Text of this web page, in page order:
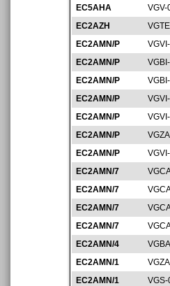
EC5AHA
VGV-
EC2AZH
EC2AMN/P
EC2AMN/P
EC2AMN/P
EC2AMN/P
EC2AMN/P
EC2AMN/P
EC2AMN/P
EC2AMN/7
EC2AMN/7
EC2AMN/7
EC2AMN/7
EC2AMN/4
EC2AMN/1
EC2AMN/1